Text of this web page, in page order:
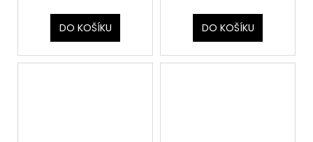
DO KOŠÍKU DO KOŠÍKU